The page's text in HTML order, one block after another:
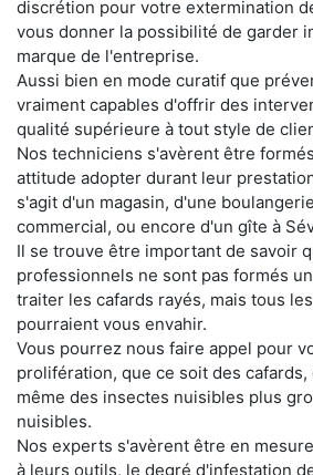
discrétion pour votre extermination
vous donner la possibilité de garder
marque de l'entreprise.
Aussi bien en mode curatif que
vraiment capables d'offrir des
qualité supérieure à tout style de
Nos techniciens s'avèrent être
attitude adopter durant leur
s'agit d'un magasin, d'une
commercial, ou encore d'un gîte à
Il se trouve être important de savoir
professionnels ne sont pas formés
traiter les cafards rayés, mais tous
pourraient vous envahir.
Vous pourrez nous faire appel pour
prolifération, que ce soit des
même des insectes nuisibles plus
nuisibles.
Nos experts s'avèrent être en
à leurs outils, le degré d'infestation